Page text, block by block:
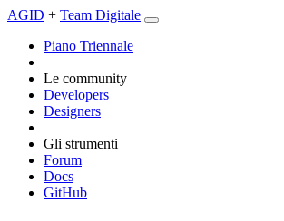
AGID + Team Digitale
Piano Triennale
Le community
Developers
Designers
Gli strumenti
Forum
Docs
GitHub